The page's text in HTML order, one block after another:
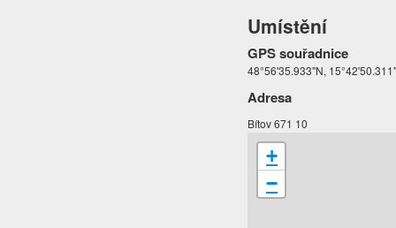
Umístění
GPS souřadnice
48°56'35.933"N,
Adresa
Bítov 671 10
+
−